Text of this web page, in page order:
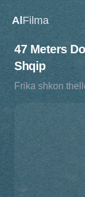
Al Filma
47 Meters
Shqip
Frika shkon